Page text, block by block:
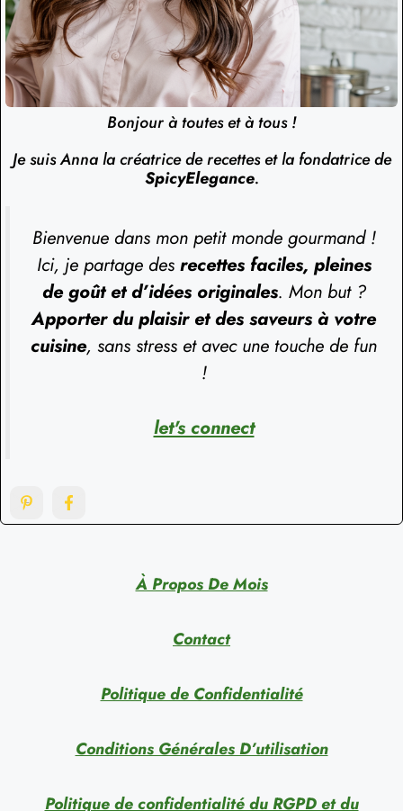
Bonjour à toutes et à tous !
Je suis Anna la créatrice de recettes et la fondatrice de
SpicyElegance.
Bienvenue dans mon petit monde gourmand !
Ici, je partage des recettes faciles, pleines
de goût et d’idées originales. Mon but ?
Apporter du plaisir et des saveurs à votre
cuisine, sans stress et avec une touche de fun
!
let's connect
À Propos De Mois
Contact
Politique de Confidentialité
Conditions Générales D’utilisation
Politique de confidentialité du RGPD et du